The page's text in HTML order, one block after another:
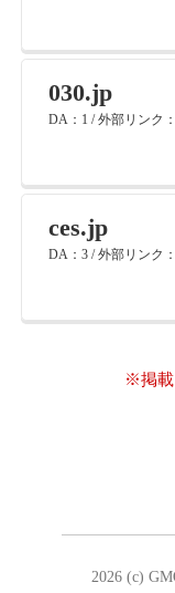
030.jp
DA：1 / 外部リンク
ces.jp
DA：3 / 外部リンク
※掲載
2026 (c)